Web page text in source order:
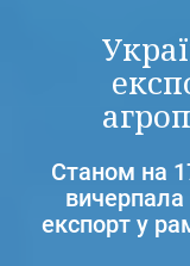
Станом на
експорт у